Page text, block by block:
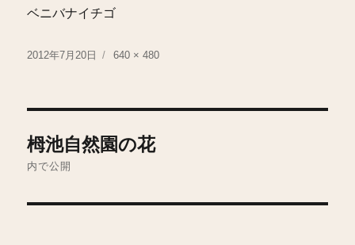
ベニバナイチゴ
投
2012年7月20日
フ
640 × 480
稿
栂池自然園の花
内で公開